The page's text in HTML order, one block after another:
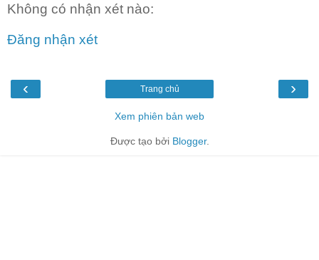
Không có nhận xét nào:
Đăng nhận xét
‹ ›
Trang chủ
Xem phiên bản web
Được tạo bởi Blogger.